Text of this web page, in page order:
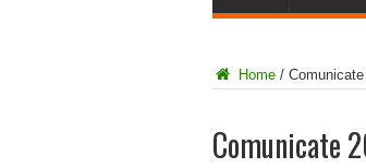
Home /
Comunicate